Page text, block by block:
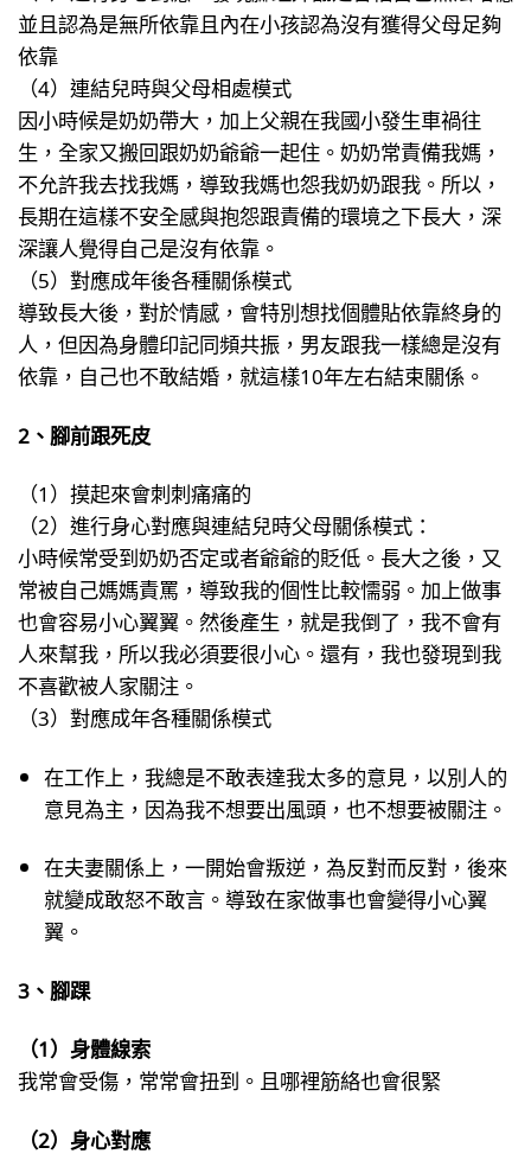
並且認為是無所依靠且內在小孩認為沒有獲得父母足夠
依靠
（4）連結兒時與父母相處模式
因小時候是奶奶帶大，加上父親在我國小發生車禍往
生，全家又搬回跟奶奶爺爺一起住。奶奶常責備我媽，
不允許我去找我媽，導致我媽也怨我奶奶跟我。所以，
長期在這樣不安全感與抱怨跟責備的環境之下長大，深
深讓人覺得自己是沒有依靠。
（5）對應成年後各種關係模式
導致長大後，對於情感，會特別想找個體貼依靠終身的
人，但因為身體印記同頻共振，男友跟我一樣總是沒有
依靠，自己也不敢結婚，就這樣10年左右結束關係。
2、腳前跟死皮
（1）摸起來會刺刺痛痛的
（2）進行身心對應與連結兒時父母關係模式：
小時候常受到奶奶否定或者爺爺的貶低。長大之後，又
常被自己媽媽責罵，導致我的個性比較懦弱。加上做事
也會容易小心翼翼。然後產生，就是我倒了，我不會有
人來幫我，所以我必須要很小心。還有，我也發現到我
不喜歡被人家關注。
（3）對應成年各種關係模式
在工作上，我總是不敢表達我太多的意見，以別人的
意見為主，因為我不想要出風頭，也不想要被關注。
在夫妻關係上，一開始會叛逆，為反對而反對，後來
就變成敢怒不敢言。導致在家做事也會變得小心翼
翼。
3、腳踝
（1）身體線索
我常會受傷，常常會扭到。且哪裡筋絡也會很緊
（2）身心對應